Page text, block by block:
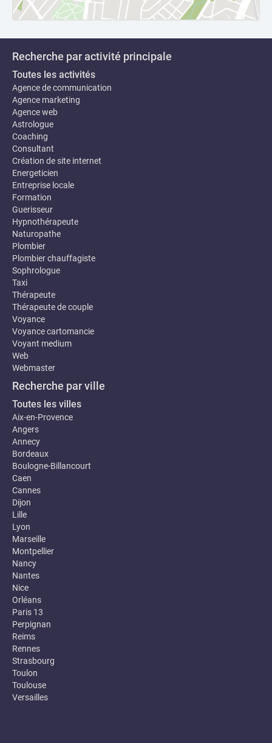
Recherche par activité principale
Toutes les activités
Agence de communication
Agence marketing
Agence web
Astrologue
Coaching
Consultant
Création de site internet
Energeticien
Entreprise locale
Formation
Guerisseur
Hypnothérapeute
Naturopathe
Plombier
Plombier chauffagiste
Sophrologue
Taxi
Thérapeute
Thérapeute de couple
Voyance
Voyance cartomancie
Voyant medium
Web
Webmaster
Recherche par ville
Toutes les villes
Aix-en-Provence
Angers
Annecy
Bordeaux
Boulogne-Billancourt
Caen
Cannes
Dijon
Lille
Lyon
Marseille
Montpellier
Nancy
Nantes
Nice
Orléans
Paris 13
Perpignan
Reims
Rennes
Strasbourg
Toulon
Toulouse
Versailles